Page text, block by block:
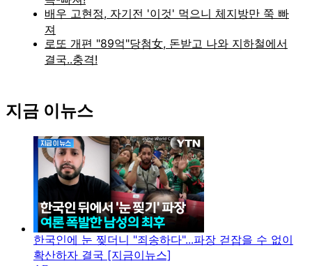
지금 이뉴스
한국인에 눈 찢더니 "죄송하다"...파장 걷잡을 수 없이
확산하자 결국 [지금이뉴스]